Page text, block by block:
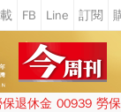
保退休金 00939 勞